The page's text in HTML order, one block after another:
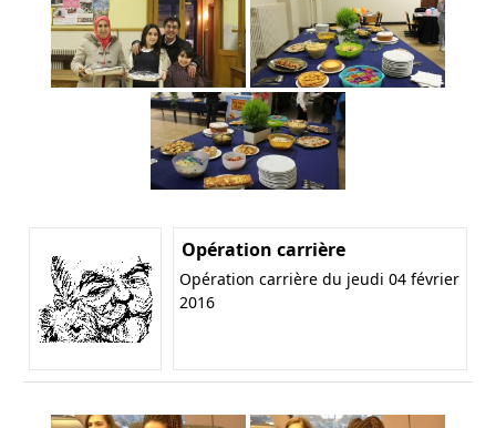
Opération carrière
Opération carrière du jeudi 04 février
2016